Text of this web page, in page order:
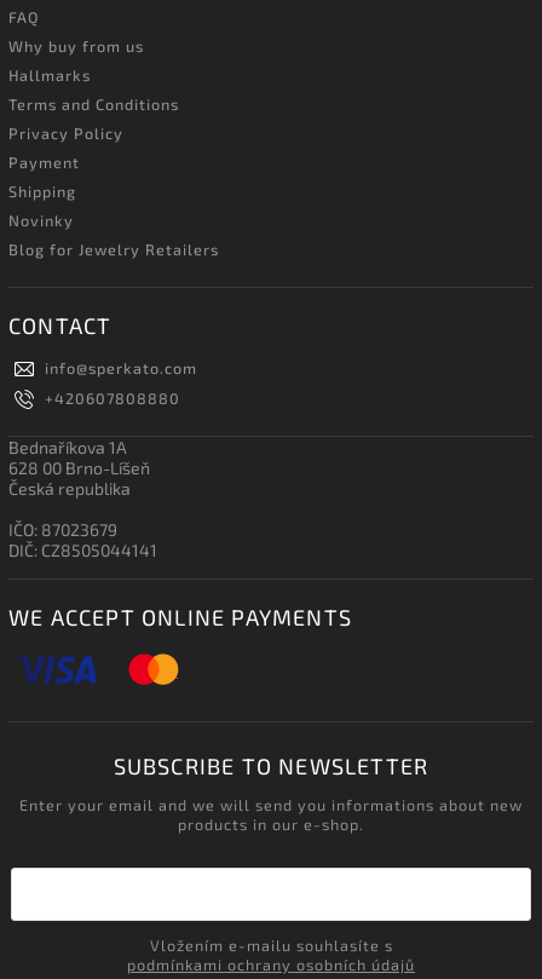
FAQ
Why buy from us
Hallmarks
Terms and Conditions
Privacy Policy
Payment
Shipping
Novinky
Blog for Jewelry Retailers
CONTACT
info@sperkato.com
+420607808880
Bednaříkova 1A
628 00 Brno-Líšeň
Česká republika
IČO: 87023679
DIČ: CZ8505044141
WE ACCEPT ONLINE PAYMENTS
SUBSCRIBE TO NEWSLETTER
Enter your email and we will send you informations about new
products in our e-shop.
podmínkami ochrany osobních údajů